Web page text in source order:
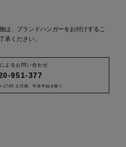
は、ブランドハンガーをお付けするこ
承ください。
よるお問い合わせ
951-377
17:00 土日祝、年末年始を除く